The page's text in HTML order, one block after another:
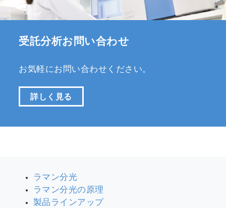
受託分析お問い合わせ
お気軽にお問い合わせください。
詳しく見る
ラマン分光
ラマン分光の原理
製品ラインアップ